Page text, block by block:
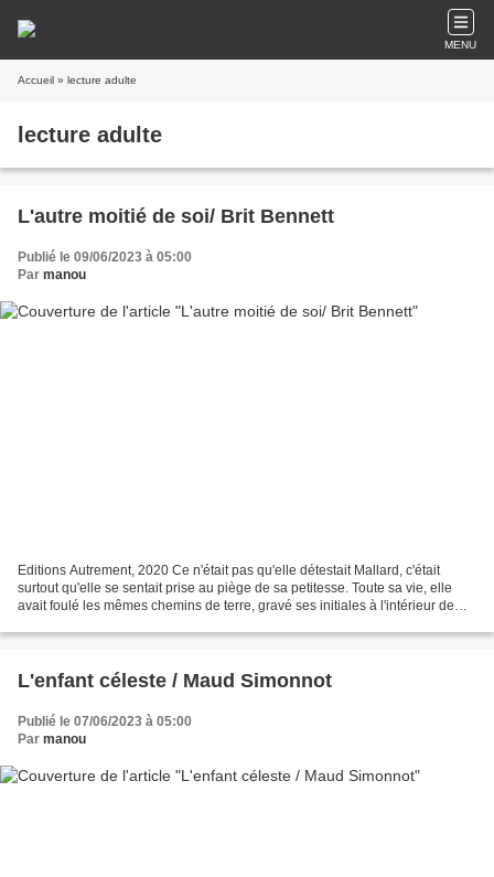
MENU
Accueil » lecture adulte
lecture adulte
L'autre moitié de soi/ Brit Bennett
Publié le 09/06/2023 à 05:00
Par manou
Editions Autrement, 2020 Ce n'était pas qu'elle détestait Mallard, c'était
surtout qu'elle se sentait prise au piège de sa petitesse. Toute sa vie, elle
avait foulé les mêmes chemins de terre, gravé ses initiales à l'intérieur de
L'enfant céleste / Maud Simonnot
Publié le 07/06/2023 à 05:00
Par manou